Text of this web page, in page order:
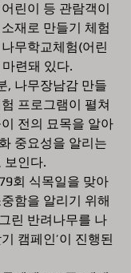
린이 등 관람객이
재로 만들기 체험
무학교체험(어린
련돼 있다.
, 나무장남감 만들
프로그램이 펼쳐
전의 묘목을 알아
중요성을 알리는
보인다.
회 식목일을 맞아
함을 알리기 위해
린 반려나무를 나
캠페인’이 진행된